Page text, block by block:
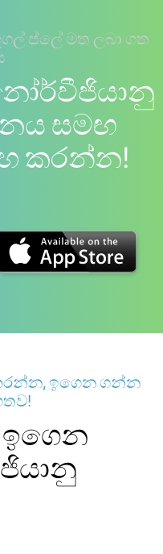
ප්ලේ මත ලබා ගත
සමඟ
කරන්න!
ඉගෙන ගන්න